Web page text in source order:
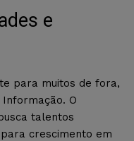
e
para muitos de fora,
O
talentos
crescimento em